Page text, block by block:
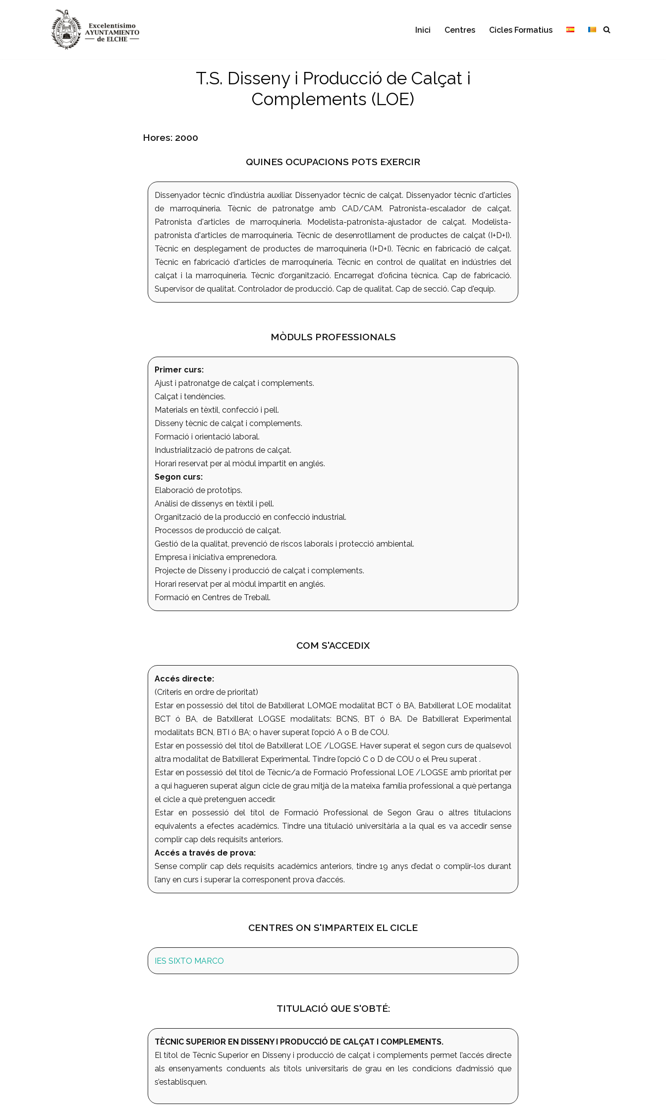
Inici Centres Cicles Formatius
T.S. Disseny i Producció de Calçat i
Complements (LOE)
Hores: 2000
QUINES OCUPACIONS POTS EXERCIR
Dissenyador tècnic d'indústria auxiliar. Dissenyador tècnic de calçat. Dissenyador tècnic d'articles
de marroquineria. Tècnic de patronatge amb CAD/CAM. Patronista-escalador de calçat.
Patronista d'articles de marroquineria. Modelista-patronista-ajustador de calçat. Modelista-
patronista d'articles de marroquineria. Tècnic de desenrotllament de productes de calçat (I+D+I).
Tècnic en desplegament de productes de marroquineria (I+D+I). Tècnic en fabricació de calçat.
Tècnic en fabricació d'articles de marroquineria. Tècnic en control de qualitat en indústries del
calçat i la marroquineria. Tècnic d'organització. Encarregat d'oficina tècnica. Cap de fabricació.
Supervisor de qualitat. Controlador de producció. Cap de qualitat. Cap de secció. Cap d'equip.
MÒDULS PROFESSIONALS
Primer curs:
Ajust i patronatge de calçat i complements.
Calçat i tendències.
Materials en tèxtil, confecció i pell.
Disseny tècnic de calçat i complements.
Formació i orientació laboral.
Industrialització de patrons de calçat.
Horari reservat per al mòdul impartit en anglés.
Segon curs:
Elaboració de prototips.
Anàlisi de dissenys en tèxtil i pell.
Organització de la producció en confecció industrial.
Processos de producció de calçat.
Gestió de la qualitat, prevenció de riscos laborals i protecció ambiental.
Empresa i iniciativa emprenedora.
Projecte de Disseny i producció de calçat i complements.
Horari reservat per al mòdul impartit en anglés.
Formació en Centres de Treball.
COM S'ACCEDIX
Accés directe:
(Criteris en ordre de prioritat)
Estar en possessió del títol de Batxillerat LOMQE modalitat BCT ó BA, Batxillerat LOE modalitat
BCT ó BA, de Batxillerat LOGSE modalitats: BCNS, BT ó BA. De Batxillerat Experimental
modalitats BCN, BTI ó BA; o haver superat l’opció A o B de COU.
Estar en possessió del títol de Batxillerat LOE /LOGSE. Haver superat el segon curs de qualsevol
altra modalitat de Batxillerat Experimental. Tindre l’opció C o D de COU o el Preu superat .
Estar en possessió del títol de Tècnic/a de Formació Professional LOE /LOGSE amb prioritat per
a qui hagueren superat algun cicle de grau mitjà de la mateixa família professional a què pertanga
el cicle a què pretenguen accedir.
Estar en possessió del títol de Formació Professional de Segon Grau o altres titulacions
equivalents a efectes acadèmics. Tindre una titulació universitària a la qual es va accedir sense
complir cap dels requisits anteriors.
Accés a través de prova:
Sense complir cap dels requisits acadèmics anteriors, tindre 19 anys d’edat o complir-los durant
l’any en curs i superar la corresponent prova d’accés.
CENTRES ON S'IMPARTEIX EL CICLE
IES SIXTO MARCO
TITULACIÓ QUE S'OBTÉ:
TÈCNIC SUPERIOR EN DISSENY I PRODUCCIÓ DE CALÇAT I COMPLEMENTS.
El títol de Tècnic Superior en Disseny i producció de calçat i complements permet l’accés directe
als ensenyaments conduents als títols universitaris de grau en les condicions d’admissió que
s’establisquen.